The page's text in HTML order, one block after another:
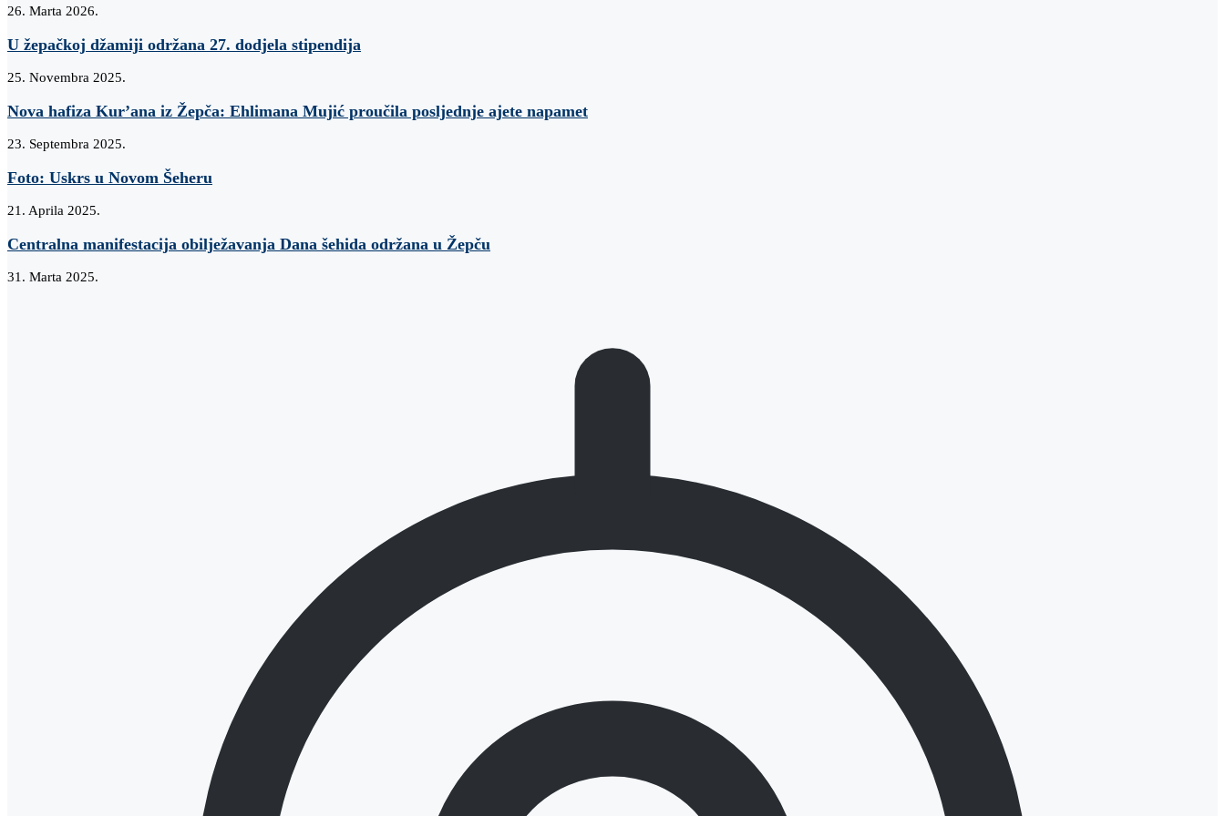
26. Marta 2026.
U žepačkoj džamiji održana 27. dodjela stipendija
25. Novembra 2025.
Nova hafiza Kur’ana iz Žepča: Ehlimana Mujić proučila posljednje ajete napamet
23. Septembra 2025.
Foto: Uskrs u Novom Šeheru
21. Aprila 2025.
Centralna manifestacija obilježavanja Dana šehida održana u Žepču
31. Marta 2025.